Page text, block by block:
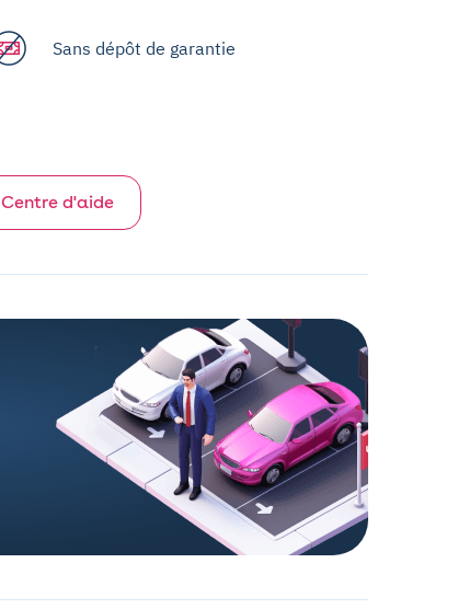
Sans dépôt de garantie
Centre d'aide